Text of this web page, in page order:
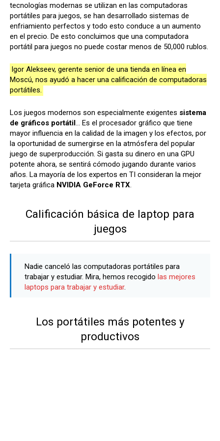
tecnologías modernas se utilizan en las computadoras
portátiles para juegos, se han desarrollado sistemas de
enfriamiento perfectos y todo esto conduce a un aumento
en el precio. De esto concluimos que una computadora
portátil para juegos no puede costar menos de 50,000 rublos.
Igor Alekseev, gerente senior de una tienda en línea en
Moscú, nos ayudó a hacer una calificación de computadoras
portátiles.
Los juegos modernos son especialmente exigentes sistema
de gráficos portátil... Es el procesador gráfico que tiene
mayor influencia en la calidad de la imagen y los efectos, por
la oportunidad de sumergirse en la atmósfera del popular
juego de superproducción. Si gasta su dinero en una GPU
potente ahora, se sentirá cómodo jugando durante varios
años. La mayoría de los expertos en TI consideran la mejor
tarjeta gráfica NVIDIA GeForce RTX.
Calificación básica de laptop para
juegos
Nadie canceló las computadoras portátiles para
trabajar y estudiar. Mira, hemos recogido las mejores
laptops para trabajar y estudiar.
Los portátiles más potentes y
productivos